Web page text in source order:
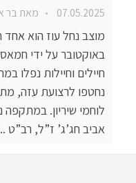
07.05.2025 מאתבר
מוצב נחל עוז הוא
חיילים וחיילות נפלו
נחטפו לרצועת עזה,
אביב חג’ג’ ז”ל, רב”ט